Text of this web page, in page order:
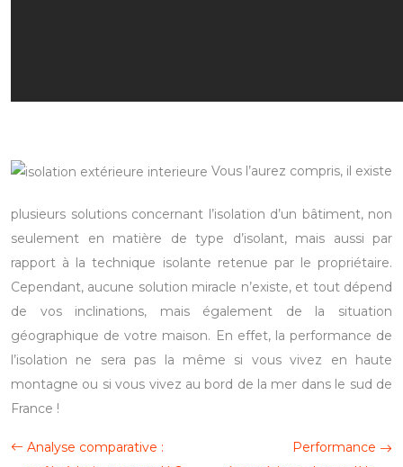
Vous l’aurez compris, il existe
plusieurs solutions concernant l’isolation d’un bâtiment, non
seulement en matière de type d’isolant, mais aussi par
rapport à la technique isolante retenue par le propriétaire.
Cependant, aucune solution miracle n’existe, et tout dépend
de vos inclinations, mais également de la situation
géographique de votre maison. En effet, la performance de
l’isolation ne sera pas la même si vous vivez en haute
montagne ou si vous vivez au bord de la mer dans le sud de
France !
Analyse comparative :
Performance